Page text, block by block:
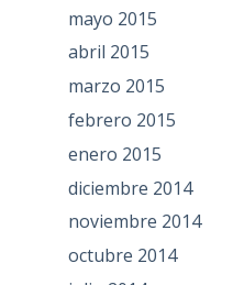
mayo 2015
abril 2015
marzo 2015
febrero 2015
enero 2015
diciembre 2014
noviembre 2014
octubre 2014